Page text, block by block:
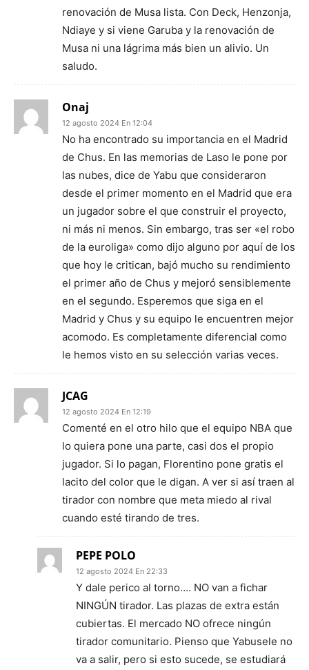
renovación de Musa lista. Con Deck, Henzonja,
Ndiaye y si viene Garuba y la renovación de
Musa ni una lágrima más bien un alivio. Un
saludo.
Onaj
12 agosto 2024 En 12:04
No ha encontrado su importancia en el Madrid
de Chus. En las memorias de Laso le pone por
las nubes, dice de Yabu que consideraron
desde el primer momento en el Madrid que era
un jugador sobre el que construir el proyecto,
ni más ni menos. Sin embargo, tras ser «el robo
de la euroliga» como dijo alguno por aquí de los
que hoy le critican, bajó mucho su rendimiento
el primer año de Chus y mejoró sensiblemente
en el segundo. Esperemos que siga en el
Madrid y Chus y su equipo le encuentren mejor
acomodo. Es completamente diferencial como
le hemos visto en su selección varias veces.
JCAG
12 agosto 2024 En 12:19
Comenté en el otro hilo que el equipo NBA que
lo quiera pone una parte, casi dos el propio
jugador. Si lo pagan, Florentino pone gratis el
lacito del color que le digan. A ver si así traen al
tirador con nombre que meta miedo al rival
cuando esté tirando de tres.
PEPE POLO
12 agosto 2024 En 22:33
Y dale perico al torno…. NO van a fichar
NINGÚN tirador. Las plazas de extra están
cubiertas. El mercado NO ofrece ningún
tirador comunitario. Pienso que Yabusele no
va a salir, pero si esto sucede, se estudiará